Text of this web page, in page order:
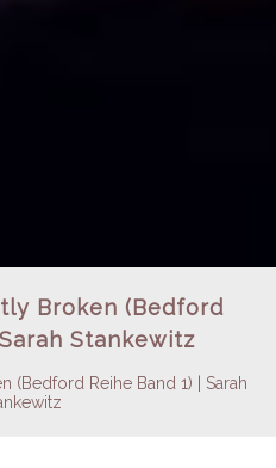
Broken (Bedford
Stankewitz
(Bedford Reihe Band 1) | Sarah